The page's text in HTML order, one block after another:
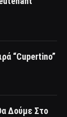
“Cupertino”
Δούμε Στο